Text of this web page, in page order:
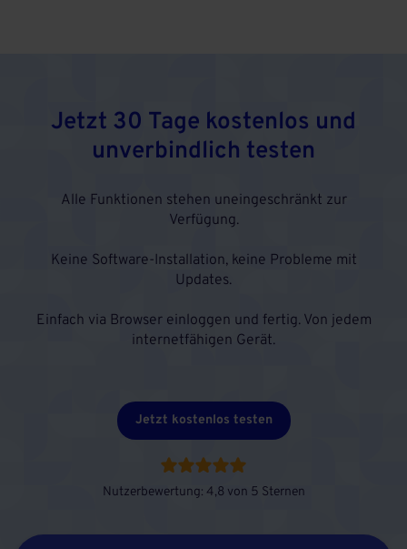
Jetzt 30 Tage kostenlos und
unverbindlich testen
Alle Funktionen stehen uneingeschränkt zur
Verfügung.
Keine Software-Installation, keine Probleme mit
Updates.
Einfach via Browser einloggen und fertig. Von jedem
internetfähigen Gerät.
Jetzt kostenlos testen
Nutzerbewertung: 4,8 von 5 Sternen